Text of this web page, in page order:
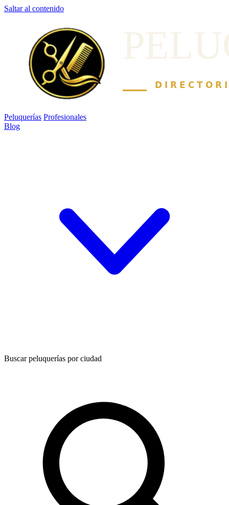
Saltar al contenido
Peluquerías Profesionales
Blog
Buscar peluquerías por ciudad